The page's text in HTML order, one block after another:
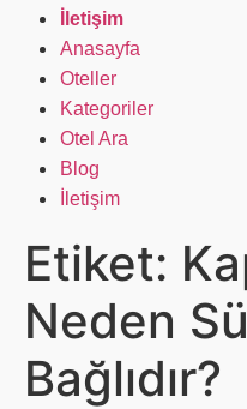
İletişim
Anasayfa
Oteller
Kategoriler
Otel Ara
Blog
İletişim
Etiket:
Neden
Bağlıdır?